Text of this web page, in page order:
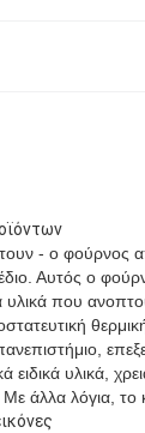
- ο φούρνος
Αυτός ο
υλικά που
ειδικά υλικά,
άλλα λόγια, το